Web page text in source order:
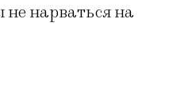
нарваться на